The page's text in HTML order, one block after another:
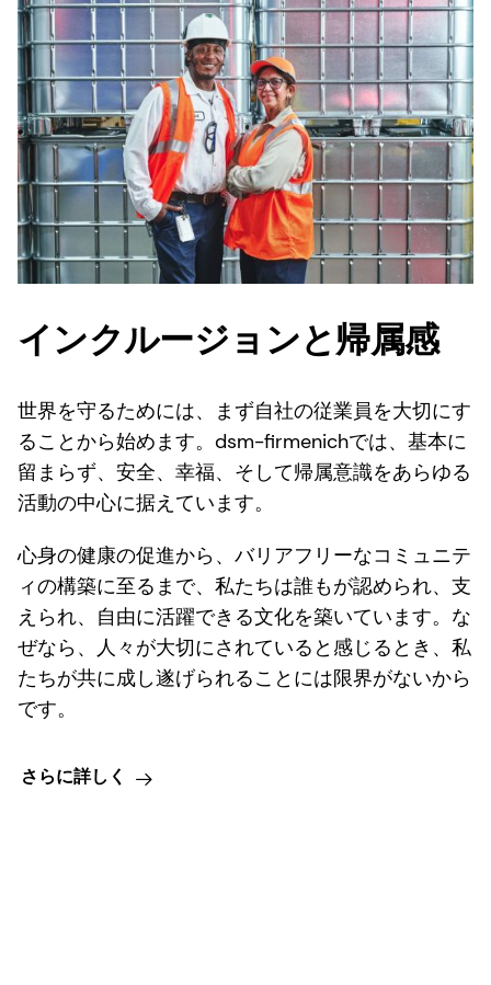
インクルージョンと帰属感
世界を守るためには、まず自社の従業員を大切にす
ることから始めます。dsm-firmenichでは、基本に
留まらず、安全、幸福、そして帰属意識をあらゆる
活動の中心に据えています。
心身の健康の促進から、バリアフリーなコミュニテ
ィの構築に至るまで、私たちは誰もが認められ、支
えられ、自由に活躍できる文化を築いています。な
ぜなら、人々が大切にされていると感じるとき、私
たちが共に成し遂げられることには限界がないから
です。
さらに詳しく